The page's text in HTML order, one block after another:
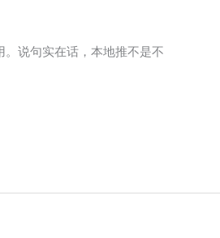
说句实在话，本地推不是不